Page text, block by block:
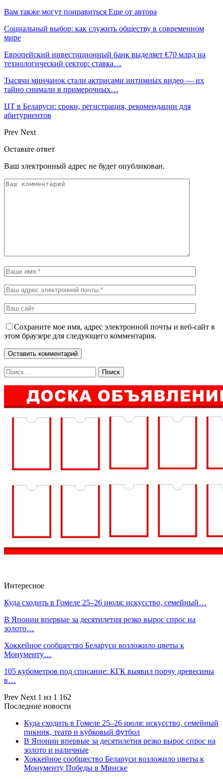
Вам также могут понравиться Еще от автора
Социальный выбор: как служить обществу в современном
мире
Европейский инвестиционный банк выделяет €70 млрд на
технологический сектор: ставка…
Тысячи минчанок стали актрисами интимных видео — их
тайно снимали в примерочных…
ЦТ в Беларуси: сроки, регистрация, рекомендации для
абитуриентов
Prev Next
Оставьте ответ
Ваш электронный адрес не будет опубликован.
Сохраните мое имя, адрес электронной почты и веб-сайт в
этом браузере для следующего комментария.
Интересное
Куда сходить в Гомеле 25–26 июля: искусство, семейный…
В Японии впервые за десятилетия резко вырос спрос на
золото…
Хоккейное сообщество Беларуси возложило цветы к
Монументу…
105 кубометров под списание: КГК выявил порчу древесины
в…
Prev Next 1 из 1 162
Последние новости
Куда сходить в Гомеле 25–26 июля: искусство, семейный
пикник, театр и кубковый футбол
В Японии впервые за десятилетия резко вырос спрос на
золото и наличные
Хоккейное сообщество Беларуси возложило цветы к
Монументу Победы в Минске